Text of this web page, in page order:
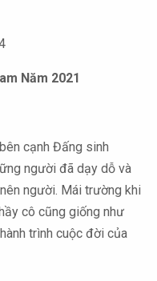
Năm 2021
cạnh Đấng sinh
người đã dạy dỗ và
người. Mái trường khi
cô cũng giống như
trình cuộc đời của